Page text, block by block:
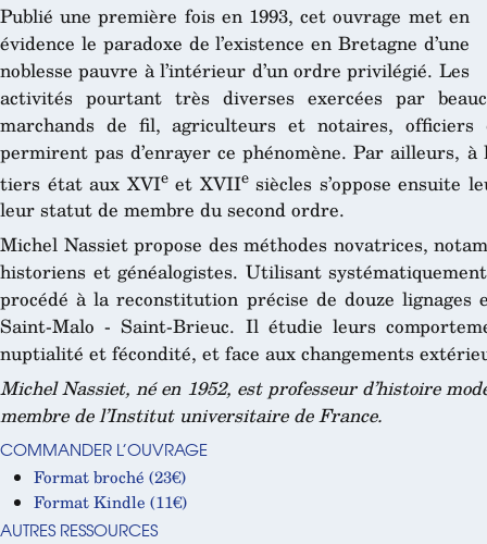
Publié une première fois en 1993, cet ouvrage met en
évidence le paradoxe de l’existence en Bretagne d’une
noblesse pauvre à l’intérieur d’un ordre privilégié. Les
activités pourtant très diverses exercées par
marchands de fil, agriculteurs et notaires,
permirent pas d’enrayer ce phénomène. Par ailleurs,
tiers état aux XVIeet XVIIesiècles s’oppose ensuite
leur statut de membre du second ordre.
Michel Nassiet propose des méthodes novatrices,
historiens et généalogistes. Utilisant
procédé à la reconstitution précise de douze lignages
Saint-Malo - Saint-Brieuc. Il étudie leurs
nuptialité et fécondité, et face aux changements
Michel Nassiet, né en 1952, est professeur d’histoire
membre de l’Institut universitaire de France.
COMMANDER L’OUVRAGE
Format broché (23€)
Format Kindle (11€)
AUTRES RESSOURCES